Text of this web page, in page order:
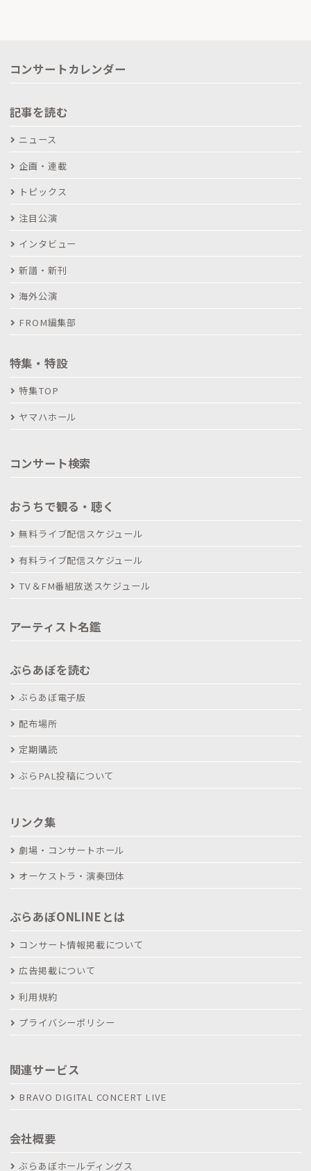
コンサートカレンダー
記事を読む
ニュース
企画・連載
トピックス
注目公演
インタビュー
新譜・新刊
海外公演
FROM編集部
特集・特設
特集TOP
ヤマハホール
コンサート検索
おうちで観る・聴く
無料ライブ配信スケジュール
有料ライブ配信スケジュール
TV＆FM番組放送スケジュール
アーティスト名鑑
ぶらあぼを読む
ぶらあぼ電子版
配布場所
定期購読
ぶらPAL投稿について
リンク集
劇場・コンサートホール
オーケストラ・演奏団体
ぶらあぼONLINEとは
コンサート情報掲載について
広告掲載について
利用規約
プライバシーポリシー
関連サービス
BRAVO DIGITAL CONCERT LIVE
会社概要
ぶらあぼホールディングス